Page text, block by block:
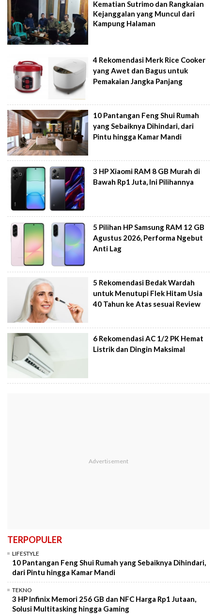
Kematian Sutrimo dan Rangkaian
Kejanggalan yang Muncul dari
Kampung Halaman
4 Rekomendasi Merk Rice Cooker
yang Awet dan Bagus untuk
Pemakaian Jangka Panjang
10 Pantangan Feng Shui Rumah
yang Sebaiknya Dihindari, dari
Pintu hingga Kamar Mandi
3 HP Xiaomi RAM 8 GB Murah di
Bawah Rp1 Juta, Ini Pilihannya
5 Pilihan HP Samsung RAM 12 GB
Agustus 2026, Performa Ngebut
Anti Lag
5 Rekomendasi Bedak Wardah
untuk Menutupi Flek Hitam Usia
40 Tahun ke Atas sesuai Review
6 Rekomendasi AC 1/2 PK Hemat
Listrik dan Dingin Maksimal
TERPOPULER
LIFESTYLE
10 Pantangan Feng Shui Rumah yang Sebaiknya Dihindari,
dari Pintu hingga Kamar Mandi
TEKNO
3 HP Infinix Memori 256 GB dan NFC Harga Rp1 Jutaan,
Solusi Multitasking hingga Gaming